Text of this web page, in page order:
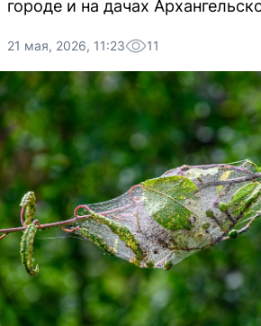
городе и на дачах
21 мая, 2026, 11:23 11